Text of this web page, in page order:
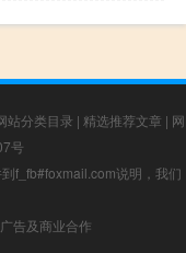
站分类目录 | 精选推荐文章 | 网
号
f_fb#foxmail.com说明，我们
告及商业合作